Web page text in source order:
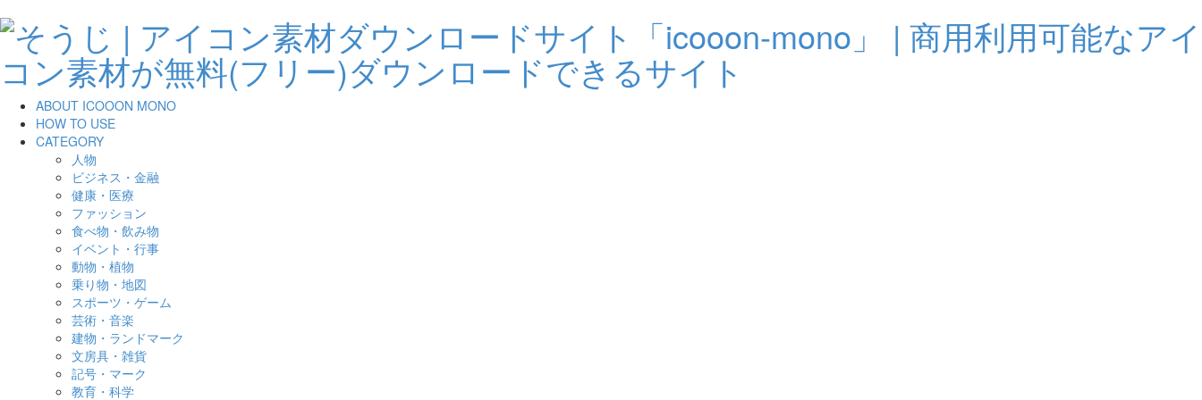
ABOUT ICOOON MONO
HOW TO USE
CATEGORY
人物
ビジネス・金融
健康・医療
ファッション
食べ物・飲み物
イベント・行事
動物・植物
乗り物・地図
スポーツ・ゲーム
芸術・音楽
建物・ランドマーク
文房具・雑貨
記号・マーク
教育・科学